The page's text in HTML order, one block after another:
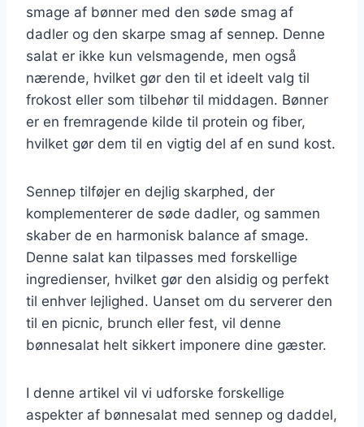
smage af bønner med den søde smag af
dadler og den skarpe smag af sennep. Denne
salat er ikke kun velsmagende, men også
nærende, hvilket gør den til et ideelt valg til
frokost eller som tilbehør til middagen. Bønner
er en fremragende kilde til protein og fiber,
hvilket gør dem til en vigtig del af en sund kost.
Sennep tilføjer en dejlig skarphed, der
komplementerer de søde dadler, og sammen
skaber de en harmonisk balance af smage.
Denne salat kan tilpasses med forskellige
ingredienser, hvilket gør den alsidig og perfekt
til enhver lejlighed. Uanset om du serverer den
til en picnic, brunch eller fest, vil denne
bønnesalat helt sikkert imponere dine gæster.
I denne artikel vil vi udforske forskellige
aspekter af bønnesalat med sennep og daddel,